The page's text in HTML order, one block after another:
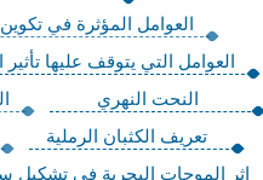
العوامل المؤثرة في
العوامل التي يتوقف عليها تأثير
النحت النهري
تعريف الكثبان الرملية
اثر الموجات البحرية في